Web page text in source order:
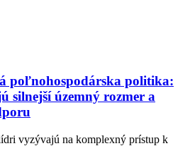
poľnohospodárska politika:
silnejší územný rozmer a
vyzývajú na komplexný prístup k